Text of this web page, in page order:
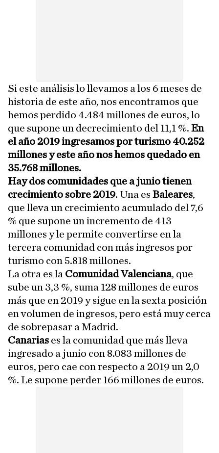
Si este análisis lo llevamos a los 6 meses de
historia de este año, nos encontramos que
hemos perdido 4.484 millones de euros, lo
que supone un decrecimiento del 11,1 %. En
el año 2019 ingresamos por turismo 40.252
millones y este año nos hemos quedado en
35.768 millones.
Hay dos comunidades que a junio tienen
crecimiento sobre 2019. Una es Baleares,
que lleva un crecimiento acumulado del 7,6
% que supone un incremento de 413
millones y le permite convertirse en la
tercera comunidad con más ingresos por
turismo con 5.818 millones.
La otra es la Comunidad Valenciana, que
sube un 3,3 %, suma 128 millones de euros
más que en 2019 y sigue en la sexta posición
en volumen de ingresos, pero está muy cerca
de sobrepasar a Madrid.
Canarias es la comunidad que más lleva
ingresado a junio con 8.083 millones de
euros, pero cae con respecto a 2019 un 2,0
%. Le supone perder 166 millones de euros.